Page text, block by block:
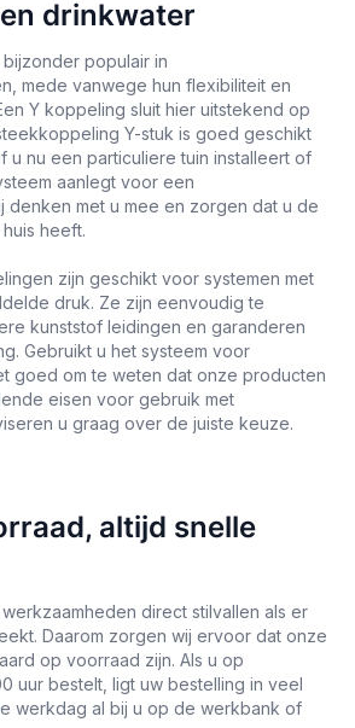
drinkwater
populair in
mede vanwege hun flexibiliteit en
Y koppeling sluit hier uitstekend op
Y-stuk is goed geschikt
u nu een particuliere tuin installeert of
aanlegt voor een
denken met u mee en zorgen dat u de
heeft.
zijn geschikt voor systemen met
druk. Ze zijn eenvoudig te
kunststof leidingen en garanderen
Gebruikt u het systeem voor
goed om te weten dat onze producten
eisen voor gebruik met
u graag over de juiste keuze.
altijd snelle
direct stilvallen als er
Daarom zorgen wij ervoor dat onze
op voorraad zijn. Als u op
uur bestelt, ligt uw bestelling in veel
werkdag al bij u op de werkbank of